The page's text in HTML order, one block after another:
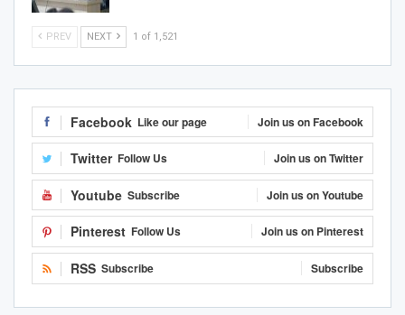
PREV NEXT 1 of 1,521
Facebook Like our page Join us on Facebook
Twitter Follow Us Join us on Twitter
Youtube Subscribe Join us on Youtube
Pinterest Follow Us Join us on Pinterest
RSS Subscribe Subscribe